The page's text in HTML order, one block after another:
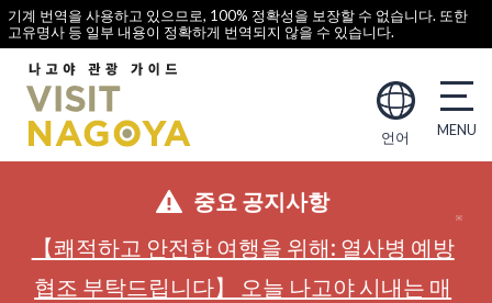
기계 번역을 사용하고 있으므로, 100% 정확성을 보장할 수 없습니다. 또한
고유명사 등 일부 내용이 정확하게 번역되지 않을 수 있습니다.
언어
중요 공지사항
【쾌적하고 안전한 여행을 위해: 열사병 예방
협조 부탁드립니다】 오늘 나고야 시내는 매